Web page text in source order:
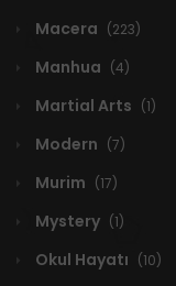
Macera (223)
Manhua (4)
Martial Arts (1)
Modern (7)
Murim (17)
Mystery (1)
Okul Hayatı (10)